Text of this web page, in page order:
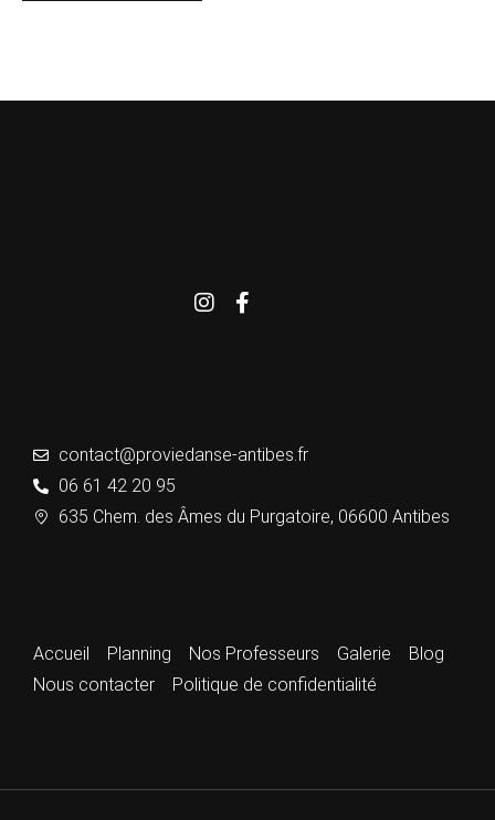
contact@proviedanse-antibes.fr
06 61 42 20 95
635 Chem. des Âmes du Purgatoire, 06600 Antibes
Accueil Planning Nos Professeurs Galerie
Blog
Nous contacter
Politique de confidentialité